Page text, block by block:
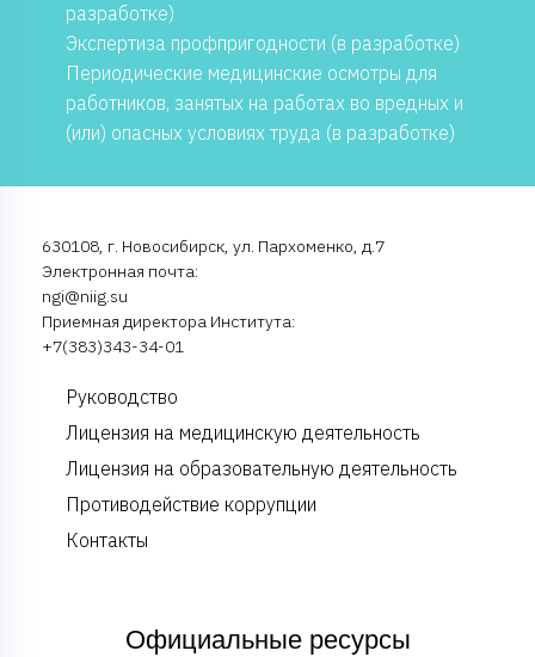
разработке)
Экспертиза профпригодности (в разработке)
Периодические медицинские осмотры для
работников, занятых на работах во вредных и
(или) опасных условиях труда (в разработке)
630108, г. Новосибирск, ул. Пархоменко, д.7
Электронная почта:
ngi@niig.su
Приемная директора Института:
+7(383)343-34-01
Руководство
Лицензия на медицинскую деятельность
Лицензия на образовательную деятельность
Противодействие коррупции
Контакты
Официальные ресурсы